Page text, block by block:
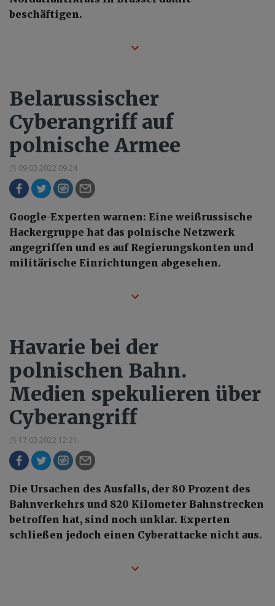
beschäftigen.
Belarussischer
Cyberangriff auf
polnische Armee
09.03.2022 09:24
Google-Experten warnen: Eine weißrussische
Hackergruppe hat das polnische Netzwerk
angegriffen und es auf Regierungskonten und
militärische Einrichtungen abgesehen.
Havarie bei der
polnischen Bahn.
Medien spekulieren über
Cyberangriff
17.03.2022 12:21
Die Ursachen des Ausfalls, der 80 Prozent des
Bahnverkehrs und 820 Kilometer Bahnstrecken
betroffen hat, sind noch unklar. Experten
schließen jedoch einen Cyberattacke nicht aus.